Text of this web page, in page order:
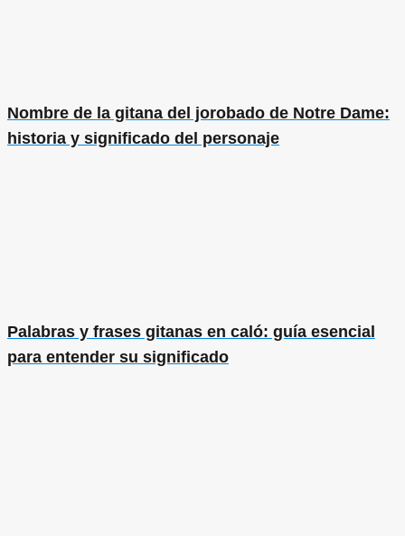
Nombre de la gitana del jorobado de Notre Dame:
historia y significado del personaje
Palabras y frases gitanas en caló: guía esencial
para entender su significado